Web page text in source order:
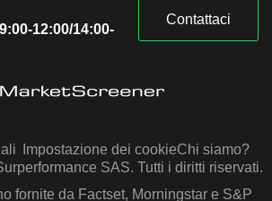
12:00/14:00-
Contattaci
Impostazione dei cookieChi siamo?
SAS. Tutti i diritti riservati.
fornite da Factset, Morningstar e S&P